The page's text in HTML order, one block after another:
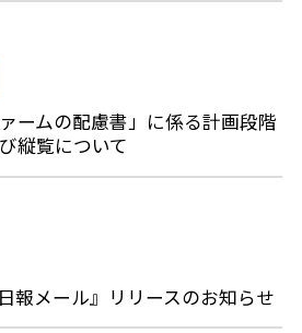
ームの配慮書」に係る計画段階
縦覧について
報メール』リリースのお知らせ